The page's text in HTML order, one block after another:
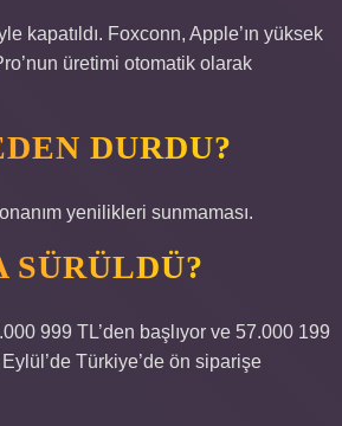
kapatıldı. Foxconn, Apple’ın yüksek
üretimi otomatik olarak
DURDU?
yenilikleri sunmaması.
SÜRÜLDÜ?
999 TL’den başlıyor ve 57.000 199
Türkiye’de ön siparişe